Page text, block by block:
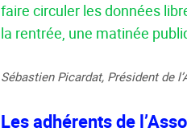
faire circuler les données
la rentrée, une matinée
Sébastien Picardat, Président de
Les adhérents de